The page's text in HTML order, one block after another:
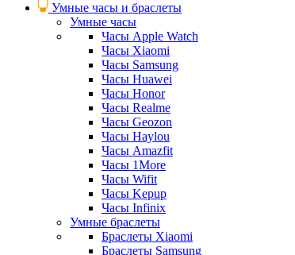
Умные часы и браслеты
Умные часы
Часы Apple Watch
Часы Xiaomi
Часы Samsung
Часы Huawei
Часы Honor
Часы Realme
Часы Geozon
Часы Haylou
Часы Amazfit
Часы 1More
Часы Wifit
Часы Kepup
Часы Infinix
Умные браслеты
Браслеты Xiaomi
Браслеты Samsung